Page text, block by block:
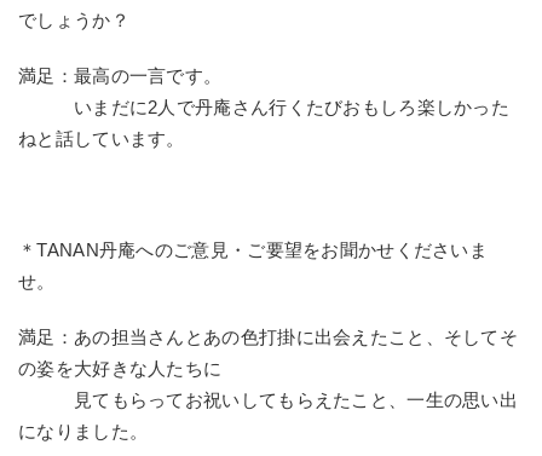
でしょうか？
満足：最高の一言です。
いまだに2人で丹庵さん行くたびおもしろ楽しかった
ねと話しています。
＊TANAN丹庵へのご意見・ご要望をお聞かせくださいま
せ。
満足：あの担当さんとあの色打掛に出会えたこと、そしてそ
の姿を大好きな人たちに
見てもらってお祝いしてもらえたこと、一生の思い出
になりました。